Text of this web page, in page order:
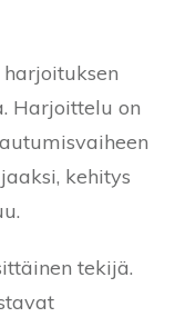
Harjoittelu on
kehitys
tekijä.